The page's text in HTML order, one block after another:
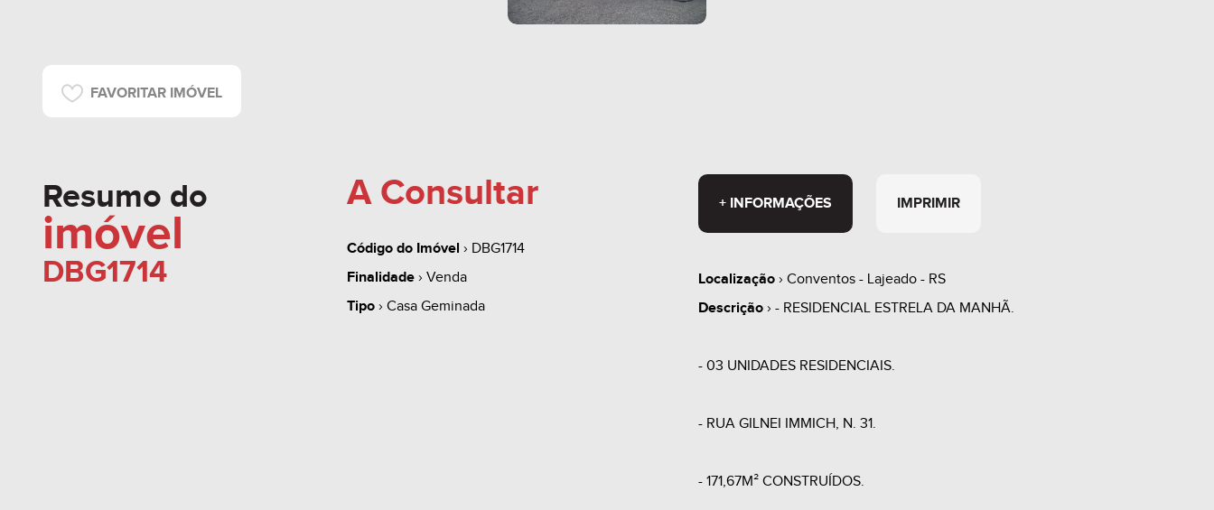
FAVORITAR IMÓVEL
Resumo do
imóvel
DBG1714
A Consultar
Código do Imóvel › DBG1714
Finalidade› Venda
Tipo› Casa Geminada
+ INFORMAÇÕES IMPRIMIR
Localização › Conventos - Lajeado - RS
Descrição › - RESIDENCIAL ESTRELA DA MANHÃ.
- 03 UNIDADES RESIDENCIAIS.
- RUA GILNEI IMMICH, N. 31.
- 171,67M² CONSTRUÍDOS.